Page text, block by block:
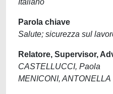
Italiano
Parola chiave
Salute; sicurezza sul
Relatore, Supervisor,
CASTELLUCCI, Paola
MENICONI, ANTONELLA